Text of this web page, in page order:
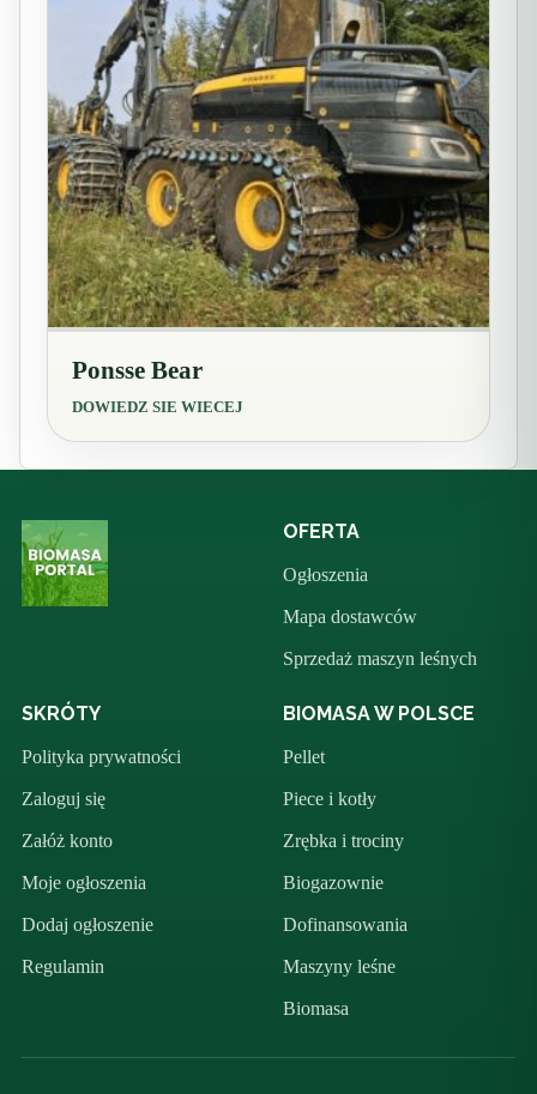
Ponsse Bear
DOWIEDZ SIE WIECEJ
OFERTA
Ogłoszenia
Mapa dostawców
Sprzedaż maszyn leśnych
SKRÓTY
Polityka prywatności
Zaloguj się
Załóż konto
Moje ogłoszenia
Dodaj ogłoszenie
Regulamin
BIOMASA W POLSCE
Pellet
Piece i kotły
Zrębka i trociny
Biogazownie
Dofinansowania
Maszyny leśne
Biomasa